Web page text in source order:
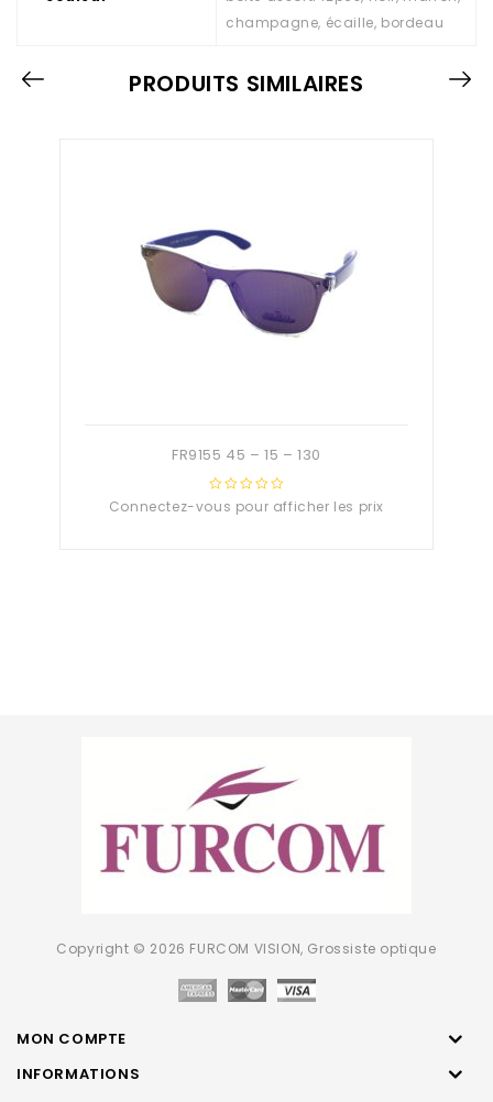
champagne, écaille, bordeau
PRODUITS SIMILAIRES
FR9155 45 – 15 – 130
0
Connectez-vous pour afficher les prix
Copyright © 2026 FURCOM VISION, Grossiste optique
MON COMPTE
INFORMATIONS